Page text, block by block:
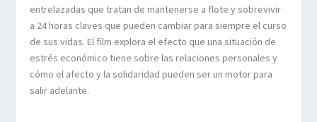
entrelazadas que tratan de mantenerse a flote y sobrevivir
a 24 horas claves que pueden cambiar para siempre el curso
de sus vidas. El film explora el efecto que una situación de
estrés económico tiene sobre las relaciones personales y
cómo el afecto y la solidaridad pueden ser un motor para
salir adelante.